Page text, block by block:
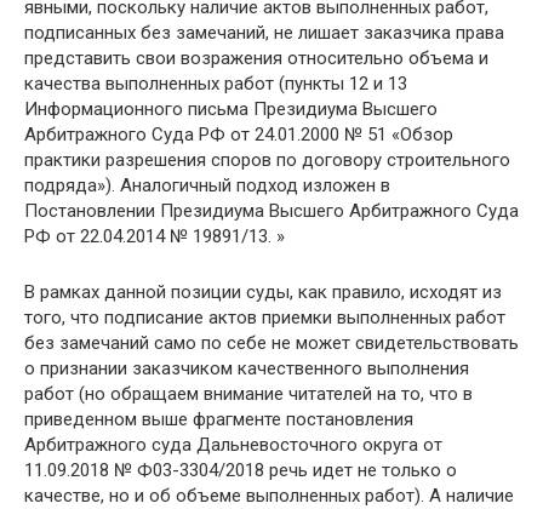
явными, поскольку наличие актов выполненных работ,
подписанных без замечаний, не лишает заказчика права
представить свои возражения относительно объема и
качества выполненных работ (пункты 12 и 13
Информационного письма Президиума Высшего
Арбитражного Суда РФ от 24.01.2000 № 51 «Обзор
практики разрешения споров по договору строительного
подряда»). Аналогичный подход изложен в
Постановлении Президиума Высшего Арбитражного Суда
РФ от 22.04.2014 № 19891/13. »
В рамках данной позиции суды, как правило, исходят из
того, что подписание актов приемки выполненных работ
без замечаний само по себе не может свидетельствовать
о признании заказчиком качественного выполнения
работ (но обращаем внимание читателей на то, что в
приведенном выше фрагменте постановления
Арбитражного суда Дальневосточного округа от
11.09.2018 № Ф03-3304/2018 речь идет не только о
качестве, но и об объеме выполненных работ). А наличие